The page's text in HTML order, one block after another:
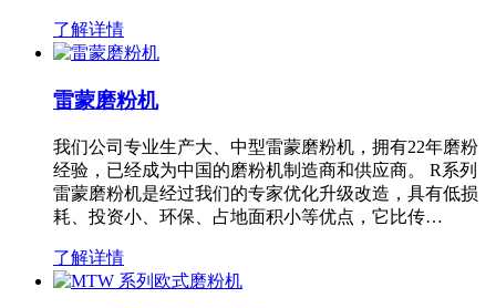
了解详情
雷蒙磨粉机
我们公司专业生产大、中型雷蒙磨粉机，拥有22年磨粉
经验，已经成为中国的磨粉机制造商和供应商。 R系列
雷蒙磨粉机是经过我们的专家优化升级改造，具有低损
耗、投资小、环保、占地面积小等优点，它比传…
了解详情